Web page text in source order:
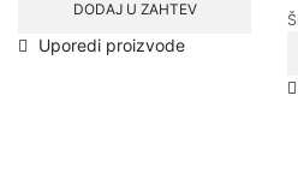
DODAJ U ZAHTEV
Uporedi proizvode